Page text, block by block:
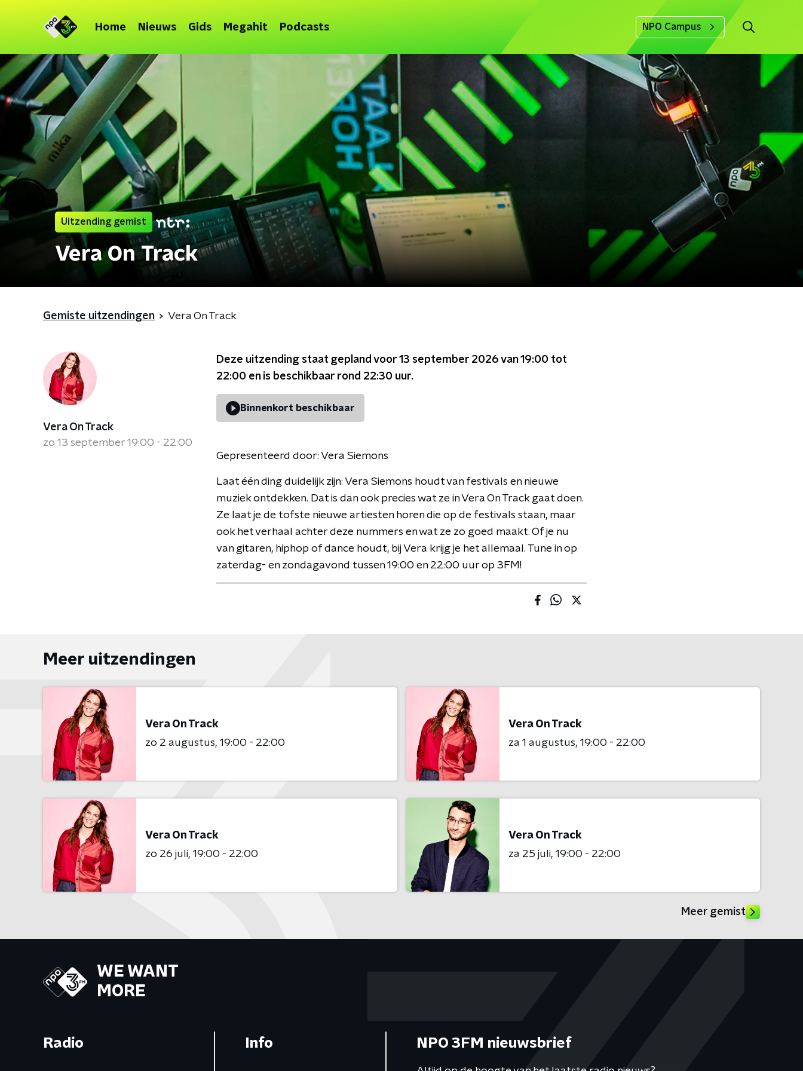
Home Nieuws Gids Megahit Podcasts NPO Campus
Uitzending gemist
Vera On Track
Gemiste uitzendingen Vera On Track
Vera On Track
zo 13 september 19:00 - 22:00
Deze uitzending staat gepland voor 13 september 2026 van 19:00 tot
22:00 en is beschikbaar rond 22:30 uur.
Binnenkort beschikbaar
Gepresenteerd door: Vera Siemons
Laat één ding duidelijk zijn: Vera Siemons houdt van festivals en nieuwe
muziek ontdekken. Dat is dan ook precies wat ze in Vera On Track gaat doen.
Ze laat je de tofste nieuwe artiesten horen die op de festivals staan, maar
ook het verhaal achter deze nummers en wat ze zo goed maakt. Of je nu
van gitaren, hiphop of dance houdt, bij Vera krijg je het allemaal. Tune in op
zaterdag- en zondagavond tussen 19:00 en 22:00 uur op 3FM!
Meer uitzendingen
Vera On Track
zo 2 augustus 19:00 - 22:00
Vera On Track
za 1 augustus 19:00 - 22:00
Vera On Track
zo 26 juli 19:00 - 22:00
Vera On Track
za 25 juli 19:00 - 22:00
Meer gemist
WE WANT
MORE
Radio Info NPO 3FM nieuwsbrief